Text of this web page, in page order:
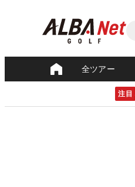
全ツアー
注目